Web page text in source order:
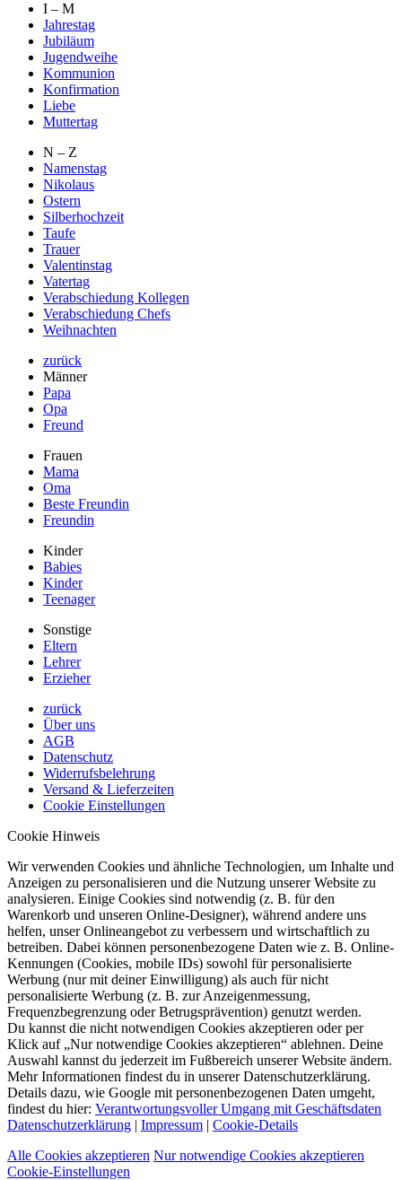
I – M
Jahrestag
Jubiläum
Jugendweihe
Kommunion
Konfirmation
Liebe
Muttertag
N – Z
Namenstag
Nikolaus
Ostern
Silberhochzeit
Taufe
Trauer
Valentinstag
Vatertag
Verabschiedung Kollegen
Verabschiedung Chefs
Weihnachten
zurück
Männer
Papa
Opa
Freund
Frauen
Mama
Oma
Beste Freundin
Freundin
Kinder
Babies
Kinder
Teenager
Sonstige
Eltern
Lehrer
Erzieher
zurück
Über uns
AGB
Datenschutz
Widerrufsbelehrung
Versand & Lieferzeiten
Cookie Einstellungen
Cookie Hinweis
Wir verwenden Cookies und ähnliche Technologien, um Inhalte und
Anzeigen zu personalisieren und die Nutzung unserer Website zu
analysieren. Einige Cookies sind notwendig (z. B. für den
Warenkorb und unseren Online-Designer), während andere uns
helfen, unser Onlineangebot zu verbessern und wirtschaftlich zu
betreiben. Dabei können personenbezogene Daten wie z. B. Online-
Kennungen (Cookies, mobile IDs) sowohl für personalisierte
Werbung (nur mit deiner Einwilligung) als auch für nicht
personalisierte Werbung (z. B. zur Anzeigenmessung,
Frequenzbegrenzung oder Betrugsprävention) genutzt werden.
Du kannst die nicht notwendigen Cookies akzeptieren oder per
Klick auf „Nur notwendige Cookies akzeptieren“ ablehnen. Deine
Auswahl kannst du jederzeit im Fußbereich unserer Website ändern.
Mehr Informationen findest du in unserer Datenschutzerklärung.
Details dazu, wie Google mit personenbezogenen Daten umgeht,
findest du hier: Verantwortungsvoller Umgang mit Geschäftsdaten
Datenschutzerklärung | Impressum | Cookie-Details
Alle Cookies akzeptieren Nur notwendige Cookies akzeptieren
Cookie-Einstellungen